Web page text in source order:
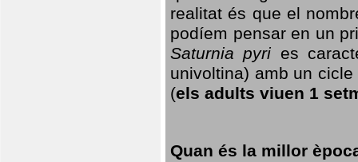
realitat és que el
podíem pensar en un
Saturnia pyri es
univoltina) amb un
(els adults viuen 1
Quan és la millor